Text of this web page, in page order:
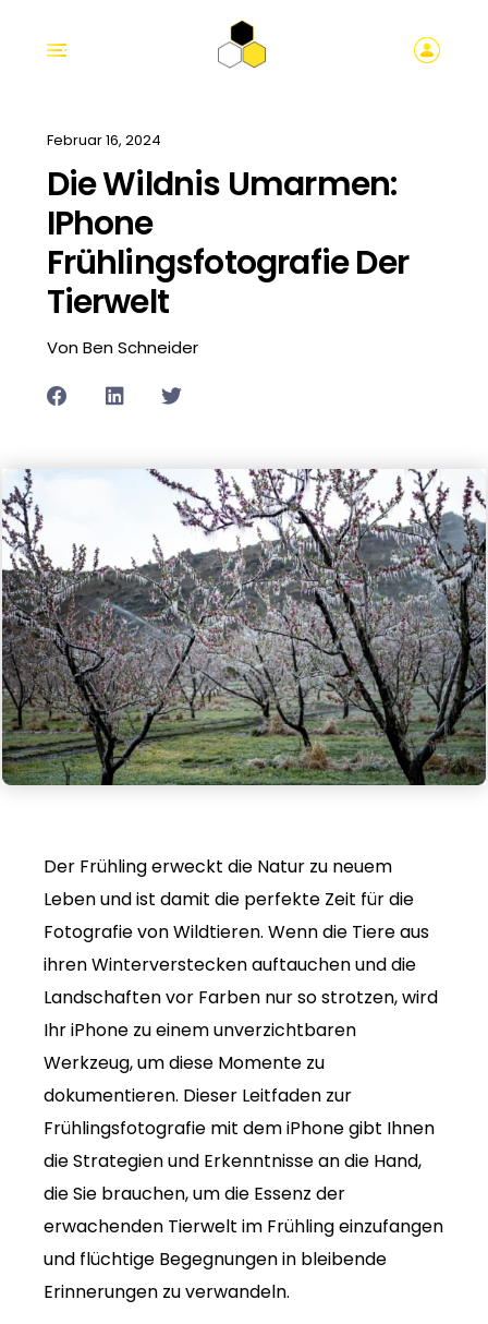
Februar 16, 2024
Die Wildnis Umarmen:
IPhone
Frühlingsfotografie Der
Tierwelt
Von Ben Schneider
Der Frühling erweckt die Natur zu neuem
Leben und ist damit die perfekte Zeit für die
Fotografie von Wildtieren. Wenn die Tiere aus
ihren Winterverstecken auftauchen und die
Landschaften vor Farben nur so strotzen, wird
Ihr iPhone zu einem unverzichtbaren
Werkzeug, um diese Momente zu
dokumentieren. Dieser Leitfaden zur
Frühlingsfotografie mit dem iPhone gibt Ihnen
die Strategien und Erkenntnisse an die Hand,
die Sie brauchen, um die Essenz der
erwachenden Tierwelt im Frühling einzufangen
und flüchtige Begegnungen in bleibende
Erinnerungen zu verwandeln.